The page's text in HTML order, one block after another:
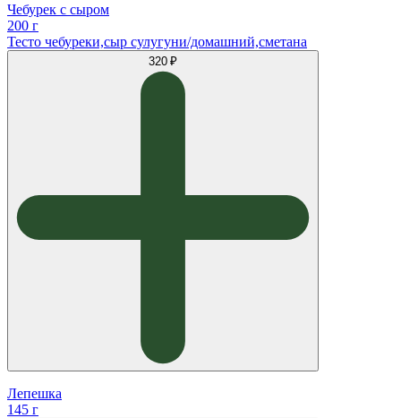
Чебурек с сыром
200 г
Тесто чебуреки,сыр сулугуни/домашний,сметана
320 ₽
Лепешка
145 г